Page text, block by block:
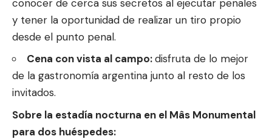
conocer de cerca sus secretos al ejecutar penales
y tener la oportunidad de realizar un tiro propio
desde el punto penal.
Cena con vista al campo:disfruta de lo mejor
de la gastronomía argentina junto al resto de los
invitados.
Sobre la estadía nocturna en el Mâs Monumental
para dos huéspedes: